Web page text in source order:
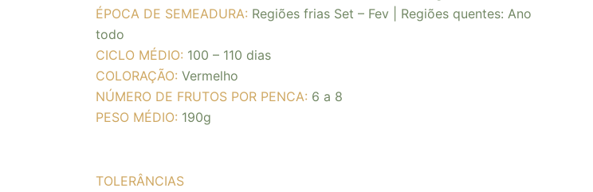
ÉPOCA DE SEMEADURA: Regiões frias Set – Fev | Regiões quentes: Ano
todo
CICLO MÉDIO: 100 – 110 dias
COLORAÇÃO: Vermelho
NÚMERO DE FRUTOS POR PENCA: 6 a 8
PESO MÉDIO: 190g
TOLERÂNCIAS